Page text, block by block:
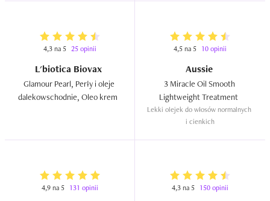
4,3 na 5 25 opinii
L'biotica Biovax
Glamour Pearl, Perły i oleje
4,5 na 5 10 opinii
Aussie
3 Miracle Oil Smooth
Lekki olejek do włosów normalnych
i cienkich
4,9 na 5 131 opinii 4,3 na 5 150 opinii